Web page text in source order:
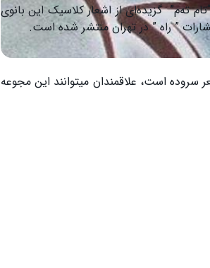
تەم” گزیده‌ای از اشعار کلاسیک این بانوی
است، علاقمندان میتوانند این مجوعه